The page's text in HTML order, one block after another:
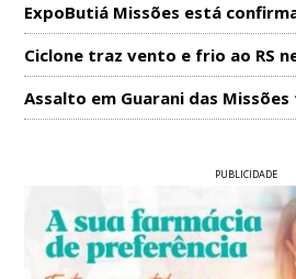
ExpoButiá Missões está
Ciclone traz vento e frio ao RS
Assalto em Guarani das
PUBLICIDADE